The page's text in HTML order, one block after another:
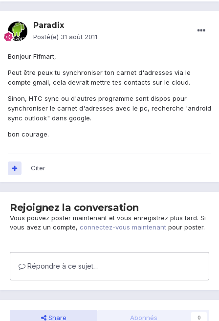
Paradix
Posté(e) 31 août 2011
Bonjour Fifmart,
Peut être peux tu synchroniser ton carnet d'adresses via le
compte gmail, cela devrait mettre tes contacts sur le cloud.
Sinon, HTC sync ou d'autres programme sont dispos pour
synchroniser le carnet d'adresses avec le pc, recherche 'android
sync outlook" dans google.
bon courage.
Citer
Rejoignez la conversation
Vous pouvez poster maintenant et vous enregistrez plus tard. Si
vous avez un compte, connectez-vous maintenant pour poster.
Répondre à ce sujet…
Share Abonnés 0